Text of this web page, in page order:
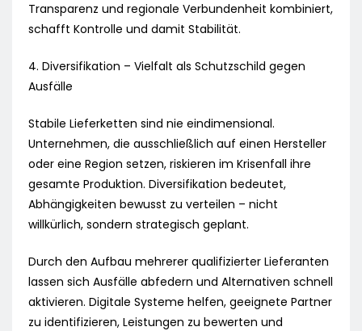
Transparenz und regionale Verbundenheit kombiniert,
schafft Kontrolle und damit Stabilität.
4. Diversifikation – Vielfalt als Schutzschild gegen
Ausfälle
Stabile Lieferketten sind nie eindimensional.
Unternehmen, die ausschließlich auf einen Hersteller
oder eine Region setzen, riskieren im Krisenfall ihre
gesamte Produktion. Diversifikation bedeutet,
Abhängigkeiten bewusst zu verteilen – nicht
willkürlich, sondern strategisch geplant.
Durch den Aufbau mehrerer qualifizierter Lieferanten
lassen sich Ausfälle abfedern und Alternativen schnell
aktivieren. Digitale Systeme helfen, geeignete Partner
zu identifizieren, Leistungen zu bewerten und